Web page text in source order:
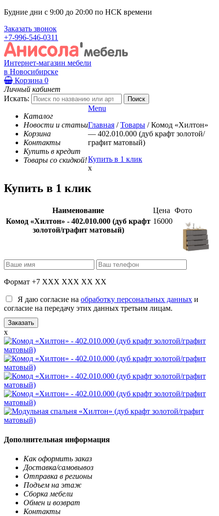
Будние дни с 9:00 до 20:00 по НСК времени
Заказать звонок
+7-996-546-0311
Интернет-магазин мебели
в Новосибирске
Корзина 0
Личный кабинет
Искать:
Каталог
Новости и статьи
Корзина
Контакты
Купить в кредит
Товары со скидкой!
Menu
Главная / Товары / Комод «Хилтон»
— 402.010.000 (дуб крафт золотой/
графит матовый)
Купить в 1 клик
x
Купить в 1 клик
Наименование Цена Фото
Комод «Хилтон» - 402.010.000 (дуб крафт
золотой/графит матовый)
16000
Формат +7 XXX XXX XX XX
Я даю согласие на обработку персональных данных и
согласие на передачу этих данных третьим лицам.
x
Дополнительная информация
Как оформить заказ
Доставка/самовывоз
Отправка в регионы
Подъем на этаж
Сборка мебели
Обмен и возврат
Контакты